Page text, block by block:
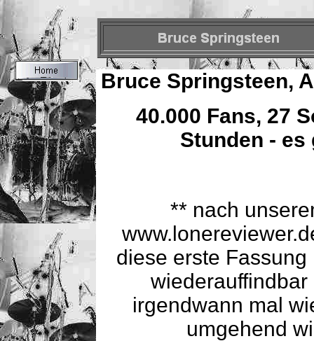
Bruce Springsteen,
40.000 Fans, 27
Stunden -
** nach
diese erste
irgendwann mal
umgehend